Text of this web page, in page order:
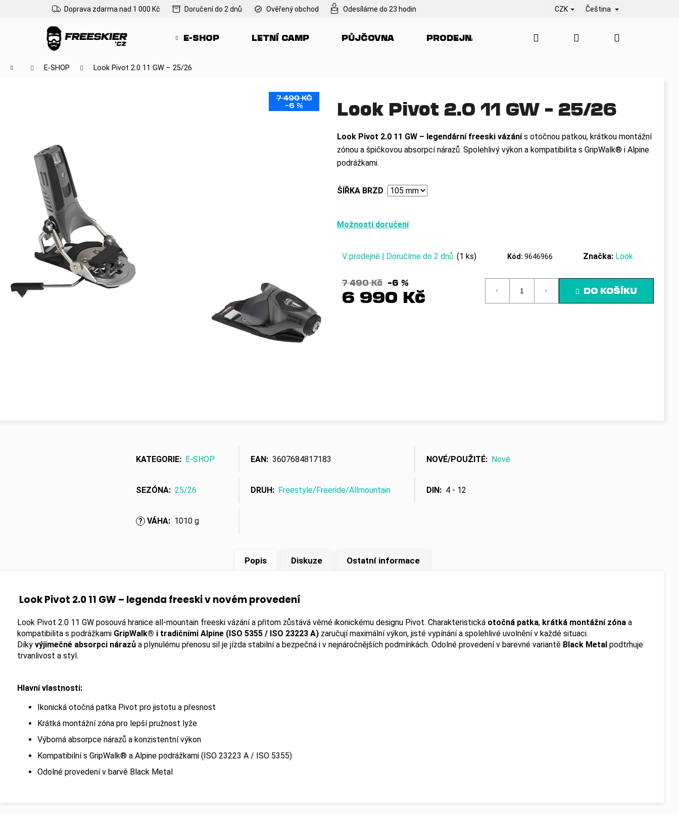
Doprava zdarma nad 1 000 Kč Doručení do 2 dnů Ověřený obchod Odesíláme do 23 hodin CZK Čeština
E-SHOP LETNÍ CAMP PŮJČOVNA PRODEJNA SERVIS KONTAKT
Hledat PřihlášeníNákupní
Domů E-SHOP Look Pivot 2.0 11 GW – 25/26
Look Pivot 2.0 11 GW – 25/26
Look Pivot 2.0 11 GW – legendární freeski vázánís otočnou patkou, krátkou montážní
zónou a špičkovou absorpcí nárazů. Spolehlivý výkon a kompatibilita s GripWalk® i Alpine
podrážkami.
ŠÍŘKA BRZD
Možnosti doručení
V prodejně | Doručíme do 2 dnů (1 ks) Kód: 9646966 Značka: Look
7 490 Kč –6 %
6 990 Kč DO KOŠÍKU
7 490 KČ
–6 %
KATEGORIE: E-SHOP EAN: 3607684817183 NOVÉ/POUŽITÉ: Nové
SEZÓNA: 25/26 DRUH: Freestyle/Freeride/Allmountain DIN: 4 - 12
? VÁHA: 1010 g
Popis Diskuze Ostatní informace
Look Pivot 2.0 11 GW – legenda freeski v novém provedení
Look Pivot 2.0 11 GW posouvá hranice all-mountain freeski vázání a přitom zůstává věrné ikonickému designu Pivot. Charakteristická otočná patka, krátká montážní zóna a
kompatibilita s podrážkami GripWalk® i tradičními Alpine (ISO 5355 / ISO 23223 A) zaručují maximální výkon, jisté vypínání a spolehlivé uvolnění v každé situaci.
Díky výjimečné absorpci nárazů a plynulému přenosu sil je jízda stabilní a bezpečná i v nejnáročnějších podmínkách. Odolné provedení v barevné variantě Black Metal podtrhuje
trvanlivost a styl.
Hlavní vlastnosti:
Ikonická otočná patka Pivot pro jistotu a přesnost
Krátká montážní zóna pro lepší pružnost lyže
Výborná absorpce nárazů a konzistentní výkon
Kompatibilní s GripWalk® a Alpine podrážkami (ISO 23223 A / ISO 5355)
Odolné provedení v barvě Black Metal
obchodu
obchodu
Doporučujeme